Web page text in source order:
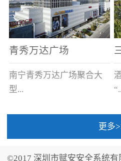
青秀万达广场
南宁青秀万达广场聚合大
型...
更多
©2017 深圳市赋安安全系统有